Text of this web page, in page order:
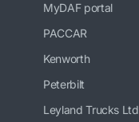
MyDAF portal
PACCAR
Kenworth
Peterbilt
Leyland Trucks Ltd